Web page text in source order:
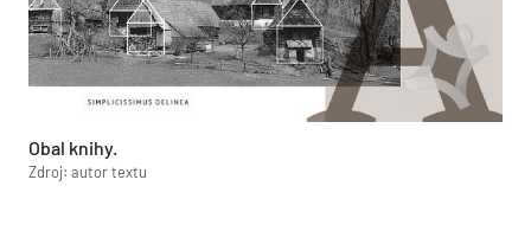
Obal knihy.
Zdroj: autor textu